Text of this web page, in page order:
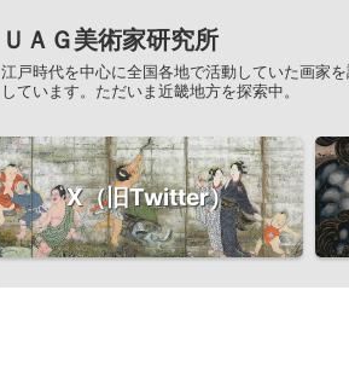
ＵＡＧ美術家研究所
江戸時代を中心に全国各地で活動していた画家
しています。ただいま近畿地方を探索中。
X（旧Twitter）